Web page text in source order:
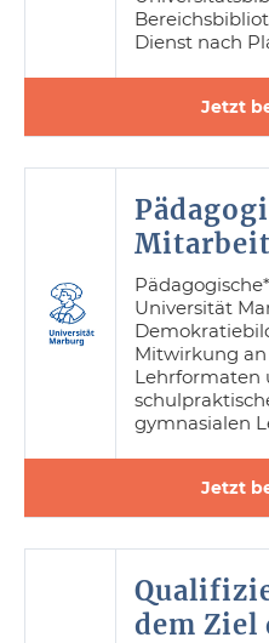
Dienst nach
Jetzt
Universität
Mitwirkung
Lehrformaten
gymnasialen
Jetzt
dem